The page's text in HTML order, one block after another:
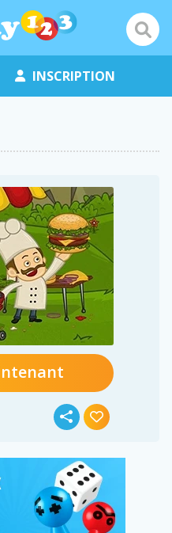
INSCRIPTION